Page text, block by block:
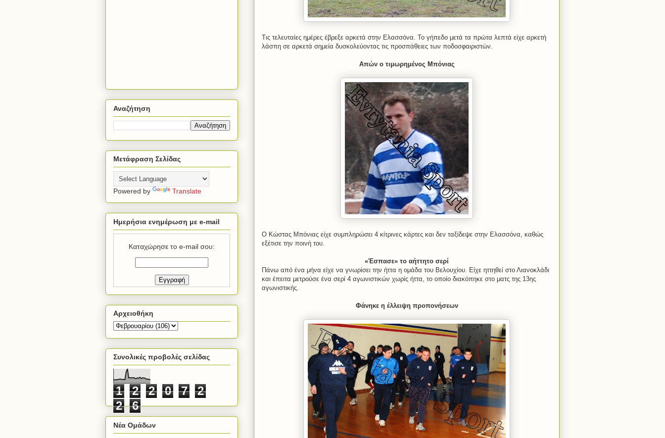
Τις τελευταίες ημέρες έβρεξε αρκετά στην Ελασσόνα. Το γήπεδο μετά τα πρώτα λεπτά είχε αρκετή
λάσπη σε αρκετά σημεία δυσκολεύοντας τις προσπάθειες των ποδοσφαιριστών.
Απών ο τιμωρημένος Μπόνιας
Ο Κώστας Μπόνιας είχε συμπληρώσει 4 κίτρινες κάρτες και δεν ταξίδεψε στην Ελασσόνα, καθώς
εξέτισε την ποινή του.
«Έσπασε» το αήττητο σερί
Πάνω από ένα μήνα είχε να γνωρίσει την ήττα η ομάδα του Βελουχίου. Είχε ηττηθεί στο Λιανοκλάδι
και έπειτα μετρούσε ένα σερί 4 αγωνιστικών χωρίς ήττα, το οποίο διακόπηκε στο ματς της 13ης
αγωνιστικής.
Φάνηκε η έλλειψη προπονήσεων
Αναζήτηση
Μετάφραση Σελίδας
Powered by Translate
Ημερήσια ενημέρωση με e-mail
Καταχώρησε το e-mail σου:
Αρχειοθήκη
Συνολικές προβολές σελίδας
1 2 2 0 7
2
2
6
Νέα Ομάδων